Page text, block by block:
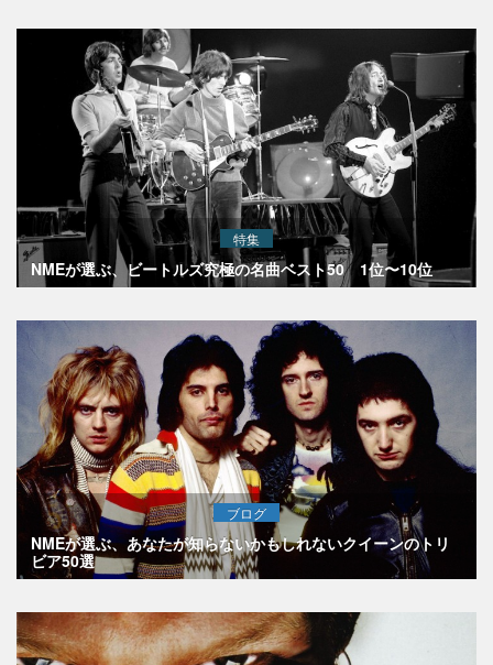
特集
NMEが選ぶ、ビートルズ究極の名曲ベスト50 1位〜10位
ブログ
NMEが選ぶ、あなたが知らないかもしれないクイーンのトリ
ビア50選